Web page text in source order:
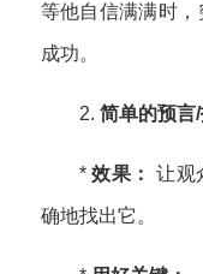
等他自信满满时
成功。
2. 简单的预言
*效果： 让观
确地找出它。